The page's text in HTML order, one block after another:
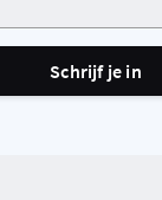
Schrijf je in